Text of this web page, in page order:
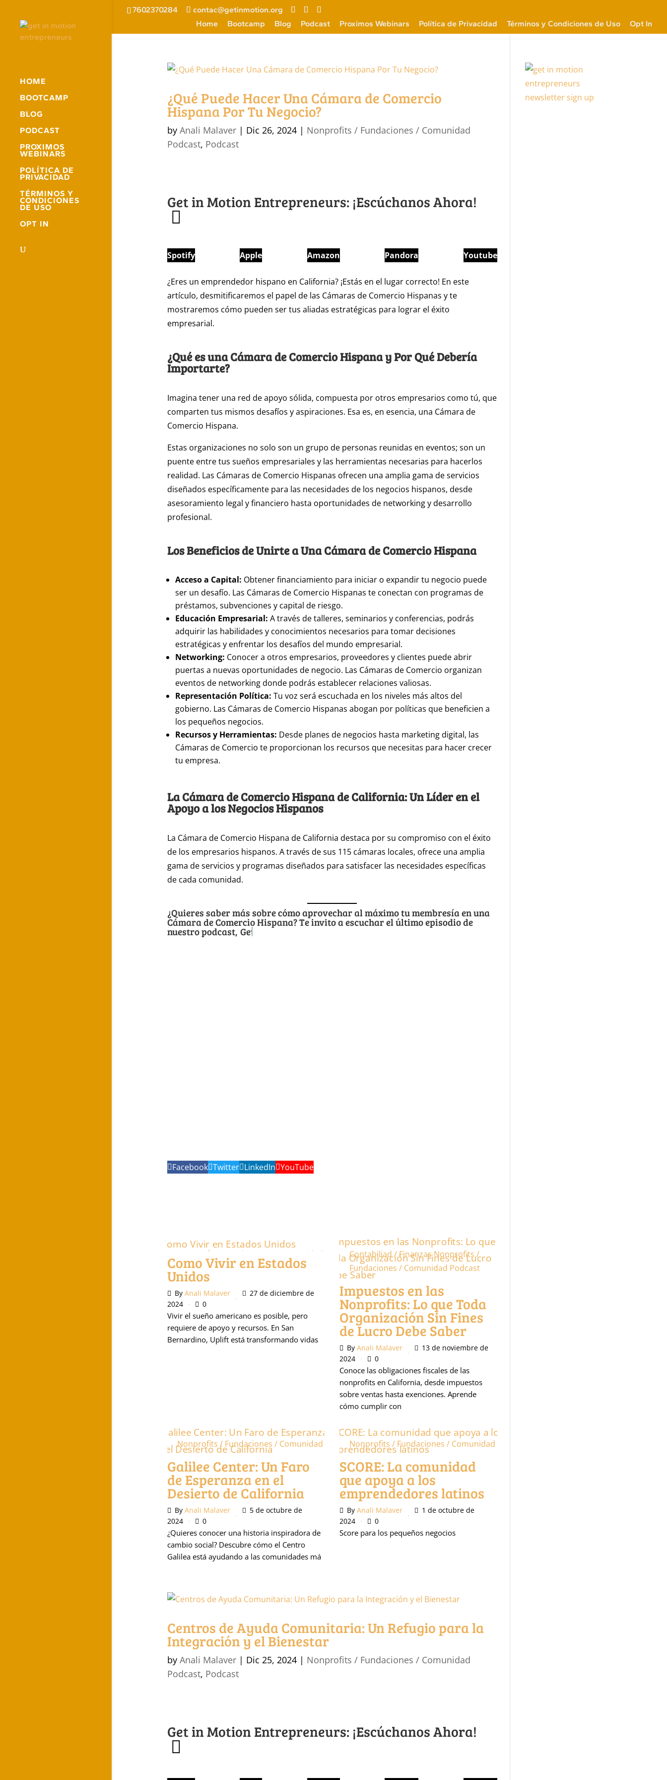
7602370284
contac@getinmotion.org
Home
Bootcamp Blog Podcast Proximos Webinars Política de Privacidad Términos y Condiciones de Uso Opt In
HOME
BOOTCAMP
BLOG
PODCAST
PROXIMOS
WEBINARS
POLÍTICA DE
PRIVACIDAD
TÉRMINOS Y
CONDICIONES
DE USO
OPT IN
¿Qué Puede Hacer Una Cámara de Comercio
Hispana Por Tu Negocio?
by Anali Malaver| Dic 26, 2024| Nonprofits / Fundaciones / Comunidad
Podcast, Podcast
Get in Motion Entrepreneurs: ¡Escúchanos Ahora!
Spotify Apple Amazon Pandora Youtube
¿Eres un emprendedor hispano en California? ¡Estás en el lugar correcto! En este
artículo, desmitificaremos el papel de las Cámaras de Comercio Hispanas y te
mostraremos cómo pueden ser tus aliadas estratégicas para lograr el éxito
empresarial.
¿Qué es una Cámara de Comercio Hispana y Por Qué Debería
Importarte?
Imagina tener una red de apoyo sólida, compuesta por otros empresarios como tú, que
comparten tus mismos desafíos y aspiraciones. Esa es, en esencia, una Cámara de
Comercio Hispana.
Estas organizaciones no solo son un grupo de personas reunidas en eventos; son un
puente entre tus sueños empresariales y las herramientas necesarias para hacerlos
realidad. Las Cámaras de Comercio Hispanas ofrecen una amplia gama de servicios
diseñados específicamente para las necesidades de los negocios hispanos, desde
asesoramiento legal y financiero hasta oportunidades de networking y desarrollo
profesional.
Los Beneficios de Unirte a Una Cámara de Comercio Hispana
Acceso a Capital: Obtener financiamiento para iniciar o expandir tu negocio puede
ser un desafío. Las Cámaras de Comercio Hispanas te conectan con programas de
préstamos, subvenciones y capital de riesgo.
Educación Empresarial: A través de talleres, seminarios y conferencias, podrás
adquirir las habilidades y conocimientos necesarios para tomar decisiones
estratégicas y enfrentar los desafíos del mundo empresarial.
Networking: Conocer a otros empresarios, proveedores y clientes puede abrir
puertas a nuevas oportunidades de negocio. Las Cámaras de Comercio organizan
eventos de networking donde podrás establecer relaciones valiosas.
Representación Política: Tu voz será escuchada en los niveles más altos del
gobierno. Las Cámaras de Comercio Hispanas abogan por políticas que beneficien a
los pequeños negocios.
Recursos y Herramientas: Desde planes de negocios hasta marketing digital, las
Cámaras de Comercio te proporcionan los recursos que necesitas para hacer crecer
tu empresa.
La Cámara de Comercio Hispana de California: Un Líder en el
Apoyo a los Negocios Hispanos
La Cámara de Comercio Hispana de California destaca por su compromiso con el éxito
de los empresarios hispanos. A través de sus 115 cámaras locales, ofrece una amplia
gama de servicios y programas diseñados para satisfacer las necesidades específicas
de cada comunidad.
¿Quieres saber más sobre cómo aprovechar al máximo tu membresía en una
Cámara de Comercio Hispana? Te invito a escuchar el último episodio de
nuestro podcast, Get in Motion Entrepreneurs
Facebook Twitter LinkedIn YouTube
Nonprofits / Fundaciones / Comunidad
Nonprofits / Fundaciones / Comunidad
PodcastPodcast
Como Vivir en Estados
Unidos
By Anali Malaver
27 de diciembre de
2024
0
Vivir el sueño americano es posible, pero
requiere de apoyo y recursos. En San
Bernardino, Uplift está transformando vidas
Contabiliad / Finanzas Nonprofits /
Fundaciones / Comunidad Podcast
Impuestos en las
Nonprofits: Lo que Toda
Organización Sin Fines
de Lucro Debe Saber
ByAnali Malaver
13 de noviembre de
2024
0
Conoce las obligaciones fiscales de las
nonprofits en California, desde impuestos
sobre ventas hasta exenciones. Aprende
cómo cumplir con
Nonprofits / Fundaciones / Comunidad
Galilee Center: Un Faro
de Esperanza en el
Desierto de California
By Anali Malaver
5 de octubre de
2024
0
¿Quieres conocer una historia inspiradora de
cambio social? Descubre cómo el Centro
Galilea está ayudando a las comunidades má
Nonprofits / Fundaciones / Comunidad
SCORE: La comunidad
que apoya a los
emprendedores latinos
ByAnali Malaver
1 de octubre de
2024
0
Score para los pequeños negocios
Centros de Ayuda Comunitaria: Un Refugio para la
Integración y el Bienestar
by Anali Malaver| Dic 25, 2024| Nonprofits / Fundaciones / Comunidad
Podcast, Podcast
Get in Motion Entrepreneurs: ¡Escúchanos Ahora!